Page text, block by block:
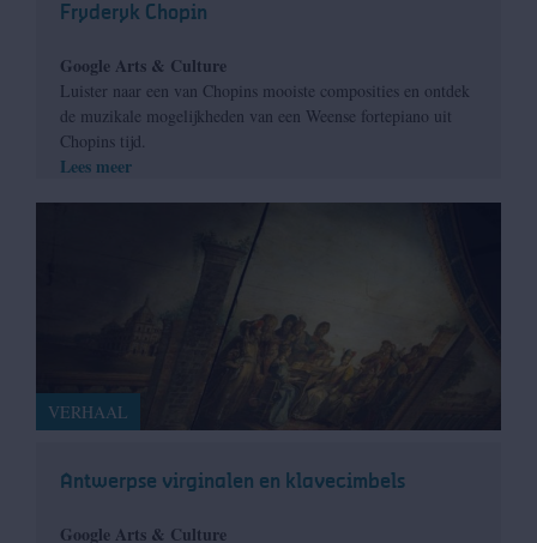
Fryderyk Chopin
Google Arts & Culture
Luister naar een van Chopins mooiste composities en ontdek
de muzikale mogelijkheden van een Weense fortepiano uit
Chopins tijd.
Lees meer
VERHAAL
Antwerpse virginalen en klavecimbels
Google Arts & Culture